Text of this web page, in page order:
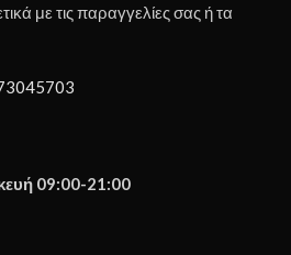
με τις παραγγελίες σας ή τα
09:00-21:00